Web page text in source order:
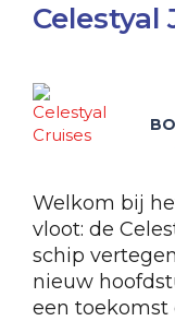
Celestyal
Welkom bij
vloot: de
schip
nieuw
een toekomst